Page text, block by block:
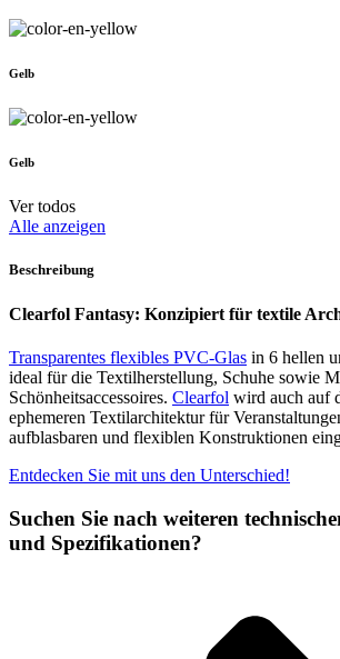
Gelb
Gelb
Ver todos
Alle anzeigen
Beschreibung
Clearfol Fantasy: Konzipiert für textile
Transparentes flexibles PVC-Glas in 6 hellen
ideal für die Textilherstellung, Schuhe sowie
Schönheitsaccessoires. Clearfol wird auch auf
ephemeren Textilarchitektur für
aufblasbaren und flexiblen Konstruktionen
Entdecken Sie mit uns den Unterschied!
Suchen Sie nach weiteren
und Spezifikationen?